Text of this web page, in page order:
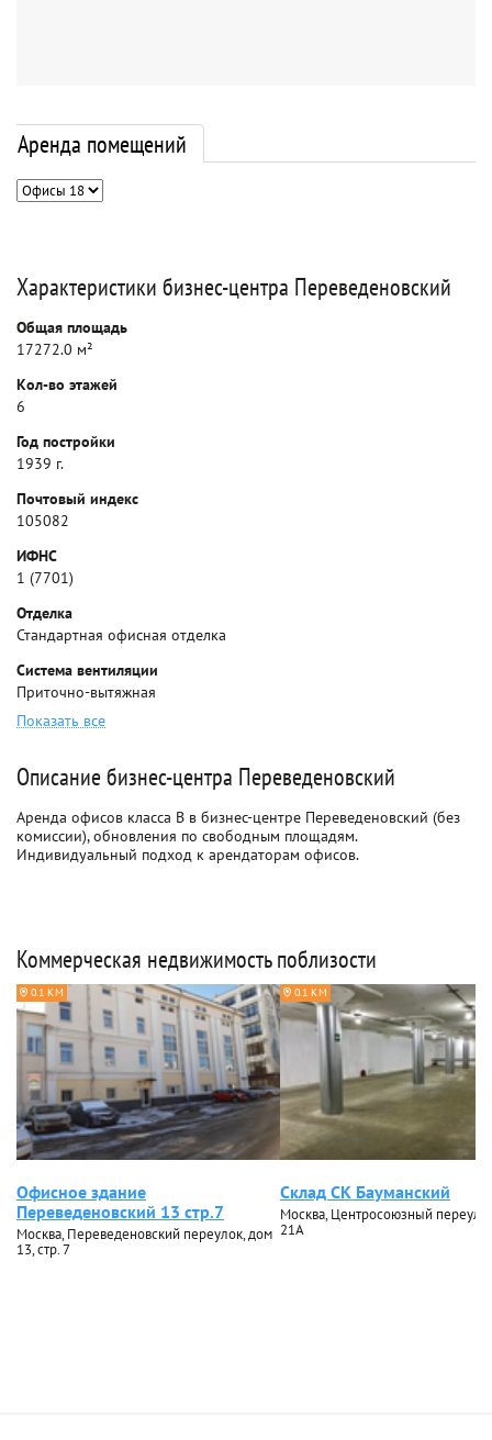
Аренда помещений
Характеристики бизнес-центра Переведеновский
Общая площадь
17272.0 м²
Кол-во этажей
6
Год постройки
1939 г.
Почтовый индекс
105082
ИФНС
1 (7701)
Отделка
Стандартная офисная отделка
Система вентиляции
Приточно-вытяжная
Показать все
Описание бизнес-центра Переведеновский
Аренда офисов класса B в бизнес-центре Переведеновский (без
комиссии), обновления по свободным площадям.
Индивидуальный подход к арендаторам офисов.
Коммерческая недвижимость поблизости
0.1 КМ
Офисное здание
Переведеновский 13 стр.7
Москва, Переведеновский переулок, дом
13, стр. 7
0.1 КМ
Склад СК Бауманский
Москва, Центросоюзный
21А